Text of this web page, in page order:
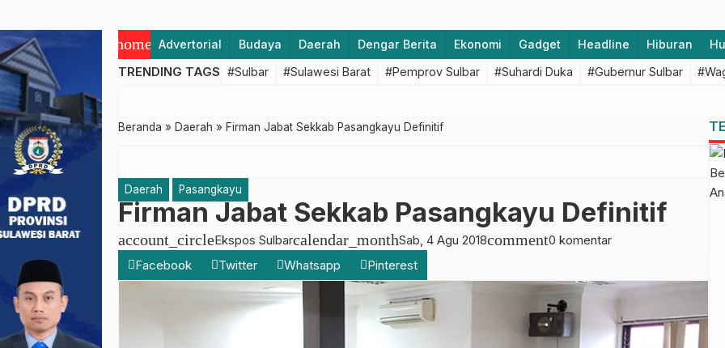
home Advertorial Budaya Daerah Dengar Berita Ekonomi Gadget Headline Hiburan
TRENDING TAGS #Sulbar #Sulawesi Barat #Pemprov Sulbar #Suhardi Duka #Gubernur Sulbar
Beranda » Daerah » Firman Jabat Sekkab Pasangkayu Definitif
Daerah Pasangkayu
Firman Jabat Sekkab Pasangkayu Definitif
account_circleEkspos Sulbarcalendar_monthSab, 4 Agu 2018comment0 komentar
Facebook
Twitter Whatsapp Pinterest